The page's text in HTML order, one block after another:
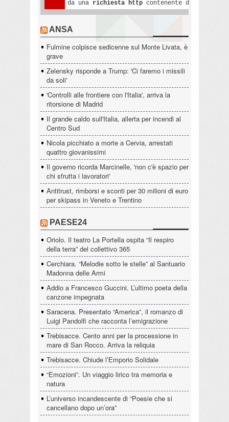
ANSA
Fulmine colpisce sedicenne sul Monte Livata, è
grave
Zelensky risponde a Trump: 'Ci faremo i missili
da soli'
'Controlli alle frontiere con l'Italia', arriva la
ritorsione di Madrid
Il grande caldo sull'Italia, allerta per incendi al
Centro Sud
Nicola picchiato a morte a Cervia, arrestati
quattro giovanissimi
Il governo ricorda Marcinelle, 'non c'è spazio per
chi sfrutta i lavoratori'
Antitrust, rimborsi e sconti per 30 milioni di euro
per skipass in Veneto e Trentino
PAESE24
Oriolo. Il teatro La Portella ospita “Il respiro
della terra” del collettivo 365
Cerchiara. “Melodie sotto le stelle” al Santuario
Madonna delle Armi
Addio a Francesco Guccini. L’ultimo poeta della
canzone impegnata
Saracena. Presentato “America”, il romanzo di
Luigi Pandolfi che racconta l’emigrazione
Trebisacce. Cento anni per la processione in
mare di San Rocco. Arriva la reliquia
Trebisacce. Chiude l’Emporio Solidale
“Emozioni”. Un viaggio lirico tra memoria e
natura
L’universo incandescente di “Poesie che si
cancellano dopo un’ora”